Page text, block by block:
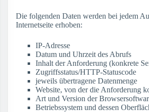
Die folgenden Daten werden bei jedem
Internetseite erhoben:
IP-Adresse
Datum und Uhrzeit des Abrufs
Inhalt der Anforderung (konkrete
Zugriffsstatus/HTTP-Statuscode
jeweils übertragene Datenmenge
Website, von der die Anforderung
Art und Version der
Betriebssystem und dessen